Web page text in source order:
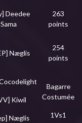
Deedee
Sama
263
points
Næglis
254
points
Kiwil
Næglis
Bagarre
Costumée
1Vs1